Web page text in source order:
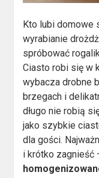
Kto lubi domowe
wyrabianie
spróbować
Ciasto robi się w
wybacza drobne
brzegach i
długo nie robią
jako szybkie
dla gości.
i krótko zagnieść